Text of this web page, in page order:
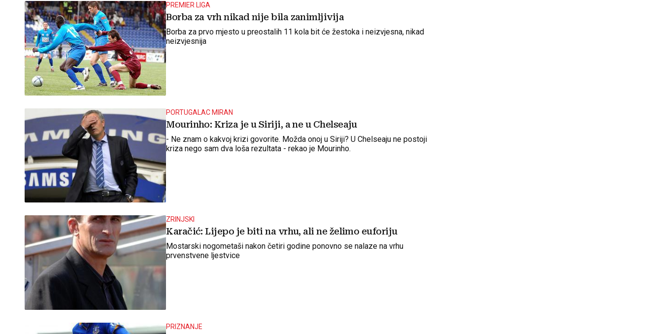
PREMIER LIGA
Borba za vrh nikad nije bila zanimljivija
Borba za prvo mjesto u preostalih 11 kola bit će žestoka i neizvjesna, nikad
neizvjesnija
PORTUGALAC MIRAN
Mourinho: Kriza je u Siriji, a ne u Chelseaju
- Ne znam o kakvoj krizi govorite. Možda onoj u Siriji? U Chelseaju ne postoji
kriza nego sam dva loša rezultata - rekao je Mourinho.
ZRINJSKI
Karačić: Lijepo je biti na vrhu, ali ne želimo euforiju
Mostarski nogometaši nakon četiri godine ponovno se nalaze na vrhu
prvenstvene ljestvice
PRIZNANJE